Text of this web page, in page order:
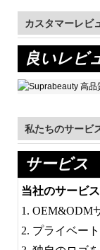
カスタマーレビ
良いレビ
私たちのサービ
サービス
当社のサービ
1. OEM&ODM
2. プライベー